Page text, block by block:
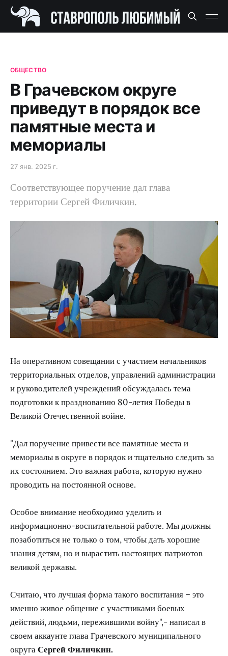
ОБЩЕСТВО
В Грачевском округе
приведут в порядок все
памятные места и
мемориалы
27 янв. 2025 г.
Соответствующее поручение дал глава
территории Сергей Филичкин.
На оперативном совещании с участием начальников
территориальных отделов, управлений администрации
и руководителей учреждений обсуждалась тема
подготовки к празднованию 80-летия Победы в
Великой Отечественной войне.
"Дал поручение привести все памятные места и
мемориалы в округе в порядок и тщательно следить за
их состоянием. Это важная работа, которую нужно
проводить на постоянной основе.
Особое внимание необходимо уделить и
информационно-воспитательной работе. Мы должны
позаботиться не только о том, чтобы дать хорошие
знания детям, но и вырастить настоящих патриотов
великой державы.
Считаю, что лучшая форма такого воспитания – это
именно живое общение с участниками боевых
действий, людьми, пережившими войну",- написал в
своем аккаунте глава Грачевского муниципального
округаСергей Филичкин.